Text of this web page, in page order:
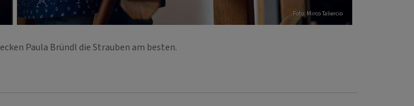
Foto: Mirco Taliercio
Paula Bründl die Strauben am besten.